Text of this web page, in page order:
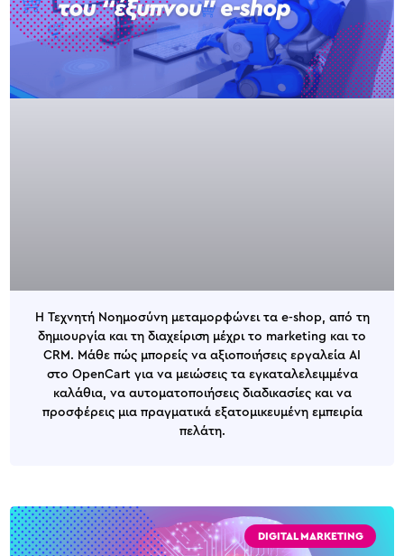
Η Τεχνητή Νοημοσύνη μεταμορφώνει τα e-shop, από τη
δημιουργία και τη διαχείριση μέχρι το marketing και το
CRM. Μάθε πώς μπορείς να αξιοποιήσεις εργαλεία AI
στο OpenCart για να μειώσεις τα εγκαταλελειμμένα
καλάθια, να αυτοματοποιήσεις διαδικασίες και να
προσφέρεις μια πραγματικά εξατομικευμένη εμπειρία
πελάτη.
DIGITAL MARKETING